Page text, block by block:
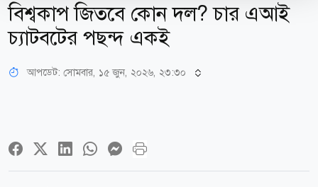
বিশ্বকাপ জিতবে কোন দল? চার এআই
চ্যাটবটের পছন্দ একই
আপডেট: সোমবার, ১৫ জুন, ২০২৬, ২৩:৩০